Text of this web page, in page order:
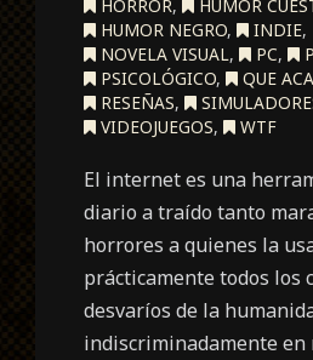
HORROR, HUMOR
HUMOR NEGRO, INDIE,
NOVELA VISUAL, PC,
PSICOLÓGICO, QUE
RESEÑAS,
VIDEOJUEGOS, WTF
El internet es una
diario a traído tanto
horrores a quienes la
prácticamente todos los
desvaríos de la
indiscriminadamente en